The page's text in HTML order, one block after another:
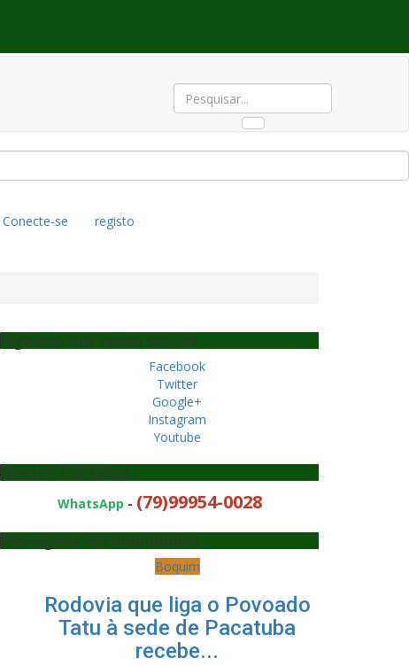
Conecte-se registo
Siga-nos nas redes sociais
Facebook
Twitter
Google+
Instagram
Youtube
Nossos Contatos
WhatsApp - (79)99954-0028
Postagens Recomendadas
Boquim
Rodovia que liga o Povoado
Tatu à sede de Pacatuba
recebe...